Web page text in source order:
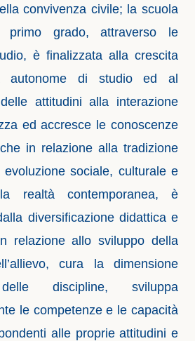
convivenza civile; la scuola
primo grado, attraverso le
è finalizzata alla crescita
autonome di studio ed al
attitudini alla interazione
ed accresce le conoscenze
in relazione alla tradizione
sociale, culturale e
realtà contemporanea, è
diversificazione didattica e
relazione allo sviluppo della
cura la dimensione
discipline, sviluppa
le competenze e le capacità
alle proprie attitudini e